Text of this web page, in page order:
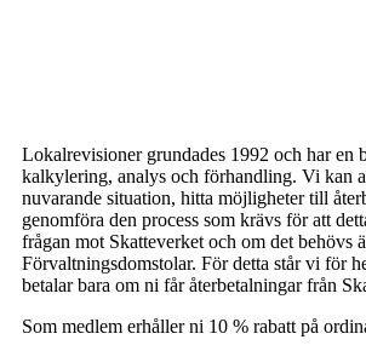
Lokalrevisioner grundades 1992 och har en
kalkylering, analys och förhandling. Vi kan
nuvarande situation, hitta möjligheter till
genomföra den process som krävs för att
frågan mot Skatteverket och om det behövs
Förvaltningsdomstolar. För detta står vi för
betalar bara om ni får återbetalningar från
Som medlem erhåller ni 10 % rabatt på